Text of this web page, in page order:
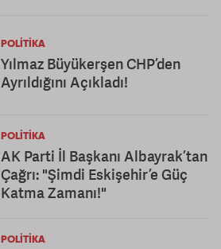
POLITIKA
Yılmaz Büyükerşen CHP’den
Ayrıldığını Açıkladı!
POLITIKA
AK Parti İl Başkanı Albayrak’tan
Çağrı: "Şimdi Eskişehir’e Güç
Katma Zamanı!"
POLITIKA